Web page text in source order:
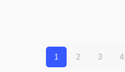
1 2 3 4